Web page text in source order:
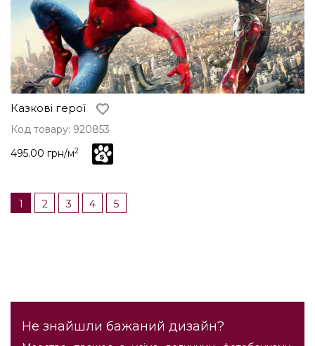
Казкові герої
Код товару: 920853
495.00 грн/м2
1 2 3 4 5
Не знайшли бажаний дизайн?